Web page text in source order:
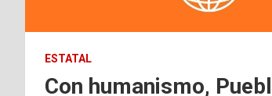
ESTATAL
Con humanismo,